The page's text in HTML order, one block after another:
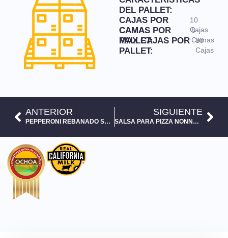
DEL PALLET:
CAJAS POR
CAMA:
10
Cajas
CAMAS POR
PALLET:
8
Camas
MAX CAJAS POR
PALLET:
80
Cajas
ANTERIOR
PEPPERONI REBANADO SUGARDALE 11.34 KG
SIGUIENTE
SALSA PARA PIZZA NONNA DINNA 3 KG